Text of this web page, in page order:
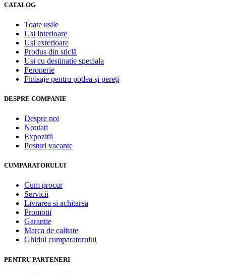
CATALOG
Toate usile
Usi interioare
Usi exterioare
Produs din sticlă
Usi cu destinatie speciala
Feronerie
Finisaje pentru podea și pereți
DESPRE COMPANIE
Despre noi
Noutati
Expozitii
Posturi vacante
CUMPARATORULUI
Cum procur
Servicii
Livrarea si achitarea
Promotii
Garantie
Marca de calitate
Ghidul cumparatorului
PENTRU PARTENERI